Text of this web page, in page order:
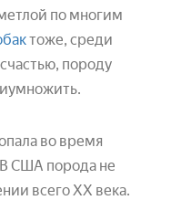
по многим
тоже, среди
породу
во время
США порода не
всего XX века.